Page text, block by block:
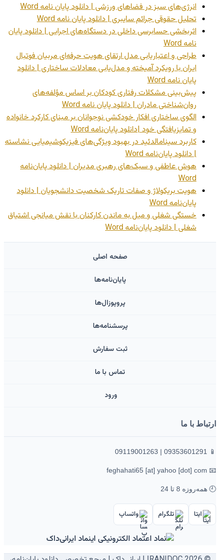
انرژی‌های سبز در فضاهای ورزشی | دانلود پایان نامه Word
تحلیل حقوقی جرائم سایبری | دانلود پایان نامه Word
اثربخشی حسابرسی داخلی در دستگاه‌های اجرایی | دانلود پایان
نامه Word
طراحی و اعتباریابی مدل ارتقای هویت حرفه‌ای مربیان فوتبال
ایران با رویکرد آمیخته و مدل‌یابی معادلات ساختاری | دانلود
پایان نامه Word
پیش‌بینی مشکلات رفتاری کودکان بر اساس مؤلفه‌های
روان‌شناختی مادران | دانلود پایان نامه Word
الگوی ساختاری افکار خودکشی نوجوانان بر مبنای کارکرد خانواده
و تمایزیافتگی خود |دانلود پایان‌نامه Word
کاربرد سینامالدئید در بهبود ویژگی‌های فیزیکوشیمیایی نشاسته
| دانلود پایان‌نامه Word
هوش عاطفی و سبک‌های رهبری مدیران | دانلود پایان‌نامه
Word
هویت بریکولاژ و صفات تاریک شخصیت دانشجویان | دانلود
پایان‌نامه Word
خستگی شغلی و میل به ماندن کارکنان با نقش میانجی اشتیاق
شغلی | دانلود پایان‌نامه Word
صفحه اصلی
پایان‌نامه‌ها
پروپوزال‌ها
پرسشنامه‌ها
ثبت سفارش
تماس با ما
ورود ‌
ارتباط با ما
📱 09353601291 | 09119001263
📧 feghahati65 [at] yahoo [dot] com
🕘 همه‌روزه 8 تا 24
ایتا تلگرام واتساپ